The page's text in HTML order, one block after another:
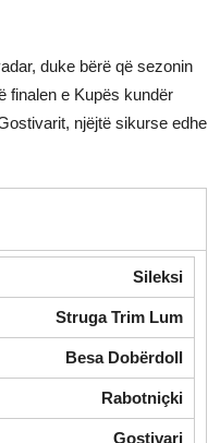
duke bërë që sezonin
finalen e Kupës kundër
njëjtë sikurse edhe
Sileksi
Struga Trim Lum
Besa Dobërdoll
Rabotniçki
Gostivari